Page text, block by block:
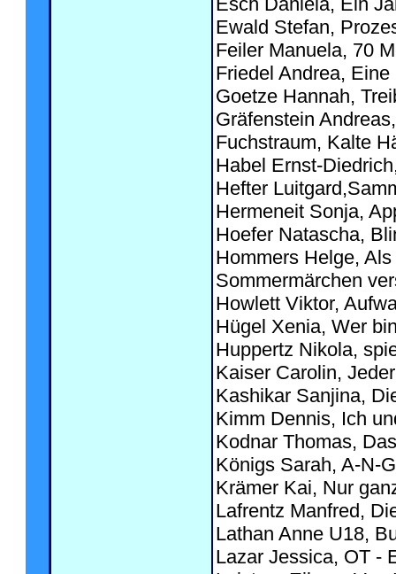
Ewald Stefan,
Feiler Manuela, 70
Friedel Andrea,
Goetze Hannah,
Gräfenstein
Fuchstraum, Kalte
Habel Ernst-
Hefter
Hermeneit Sonja,
Hoefer Natascha,
Hommers Helge,
Sommermärchen
Howlett Viktor,
Hügel Xenia, Wer
Huppertz Nikola,
Kaiser Carolin,
Kashikar Sanjina,
Kimm Dennis, Ich
Kodnar Thomas,
Königs Sarah, A-N-
Krämer Kai, Nur
Lafrentz Manfred,
Lathan Anne U18,
Lazar Jessica, OT -